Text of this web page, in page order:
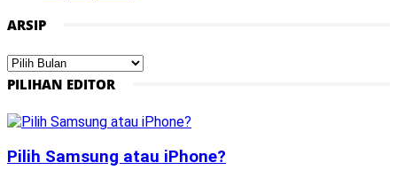
ARSIP
Arsip
PILIHAN EDITOR
Pilih Samsung atau iPhone?